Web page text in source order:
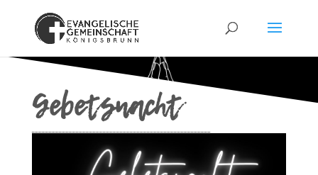
Gebetsnacht